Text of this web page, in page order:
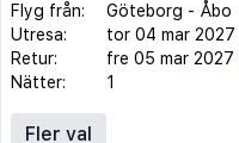
Flyg från: Göteborg - Åbo
Utresa:
tor 04 mar 2027
Retur:
fre 05 mar 2027
Nätter:
1
Fler val